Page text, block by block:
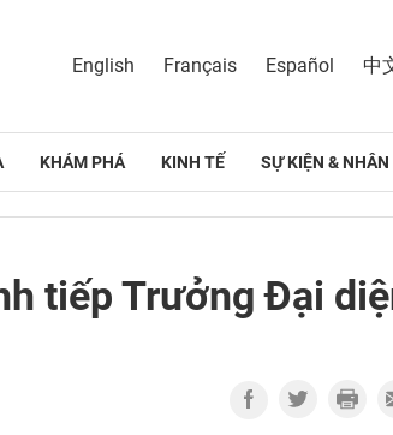
English Français Español 中
KHÁM PHÁ KINH TẾ SỰ KIỆN & NHÂN
tiếp Trưởng Đại